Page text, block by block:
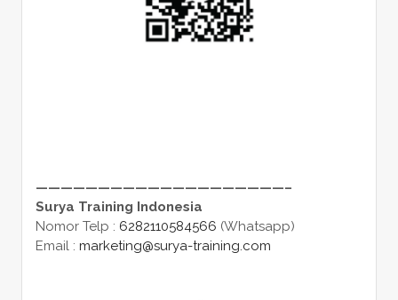
————————————————————–
Surya Training Indonesia
Nomor Telp : 6282110584566 (Whatsapp)
Email : marketing@surya-training.com